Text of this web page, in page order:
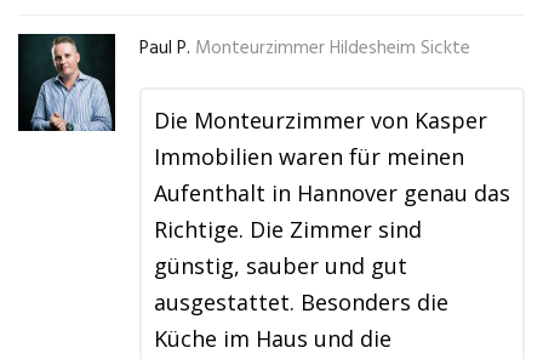
Paul P. Monteurzimmer Hildesheim Sickte
Die Monteurzimmer von Kasper
Immobilien waren für meinen
Aufenthalt in Hannover genau das
Richtige. Die Zimmer sind
günstig, sauber und gut
ausgestattet. Besonders die
Küche im Haus und die